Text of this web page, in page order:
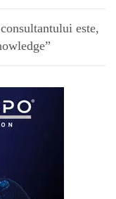
este,